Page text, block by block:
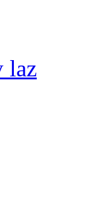
laz